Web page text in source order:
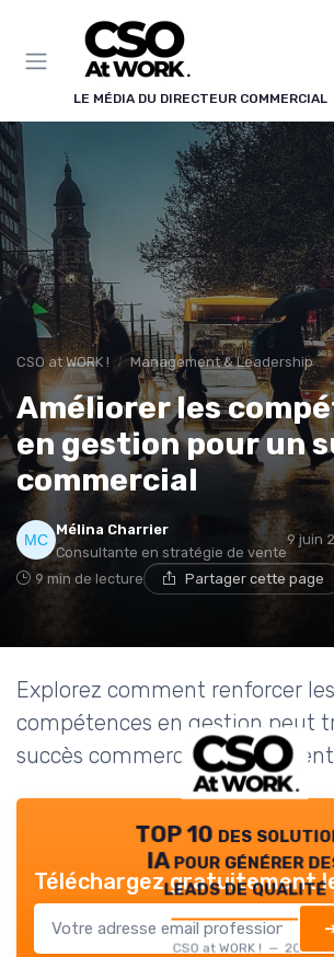
LE MÉDIA DU DIRECTEUR COMMERCIAL
CSO at WORK ! Management & Leadership Commercial
Améliorer les
en gestion pour un
commercial
Mélina Charrier
Consultante en stratégie de vente
9 juin
9 min de lecture Partager cette page
Explorez comment renforcer les
compétences en gestion peut
succès commercial de votre
TOP 10 des
IA pour générer
leads de qualité
CSO at WORK ! — 2026
Téléchargez gratuitement